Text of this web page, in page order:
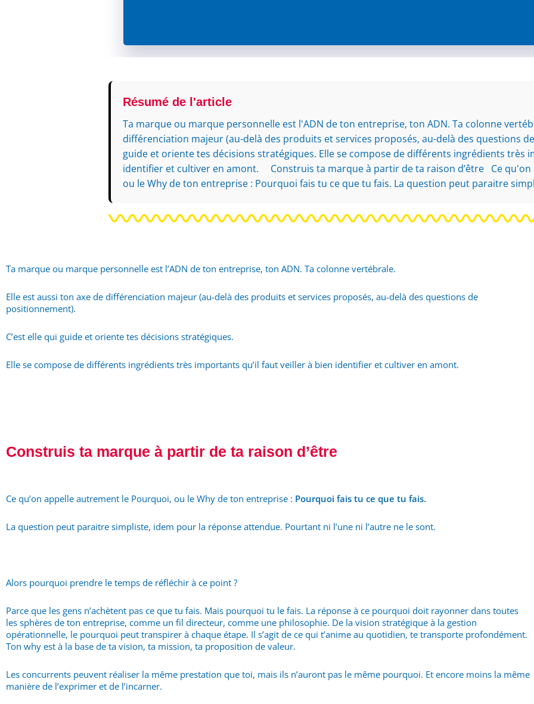
Résumé de l'article
Ta marque ou marque personnelle est l'ADN de ton entreprise, ton ADN. Ta colonne
différenciation majeur (au-delà des produits et services proposés, au-delà des questions
guide et oriente tes décisions stratégiques. Elle se compose de différents ingrédients très
identifier et cultiver en amont. Construis ta marque à partir de ta raison d’être Ce qu'on
ou le Why de ton entreprise : Pourquoi fais tu ce que tu fais. La question peut paraitre
Ta marque ou marque personnelle est l’ADN de ton entreprise, ton ADN. Ta colonne vertébrale.
Elle est aussi ton axe de différenciation majeur (au-delà des produits et services proposés, au-delà des questions de
positionnement).
C’est elle qui guide et oriente tes décisions stratégiques.
Elle se compose de différents ingrédients très importants qu’il faut veiller à bien identifier et cultiver en amont.
Construis ta marque à partir de ta raison d’être
Ce qu’on appelle autrement le Pourquoi, ou le Why de ton entreprise : Pourquoi fais tu ce que tu fais.
La question peut paraitre simpliste, idem pour la réponse attendue. Pourtant ni l’une ni l’autre ne le sont.
Alors pourquoi prendre le temps de réfléchir à ce point ?
Parce que les gens n’achètent pas ce que tu fais. Mais pourquoi tu le fais. La réponse à ce pourquoi doit rayonner dans toutes
les sphères de ton entreprise, comme un fil directeur, comme une philosophie. De la vision stratégique à la gestion
opérationnelle, le pourquoi peut transpirer à chaque étape. Il s’agit de ce qui t’anime au quotidien, te transporte profondément.
Ton why est à la base de ta vision, ta mission, ta proposition de valeur.
Les concurrents peuvent réaliser la même prestation que toi, mais ils n’auront pas le même pourquoi. Et encore moins la même
manière de l’exprimer et de l’incarner.